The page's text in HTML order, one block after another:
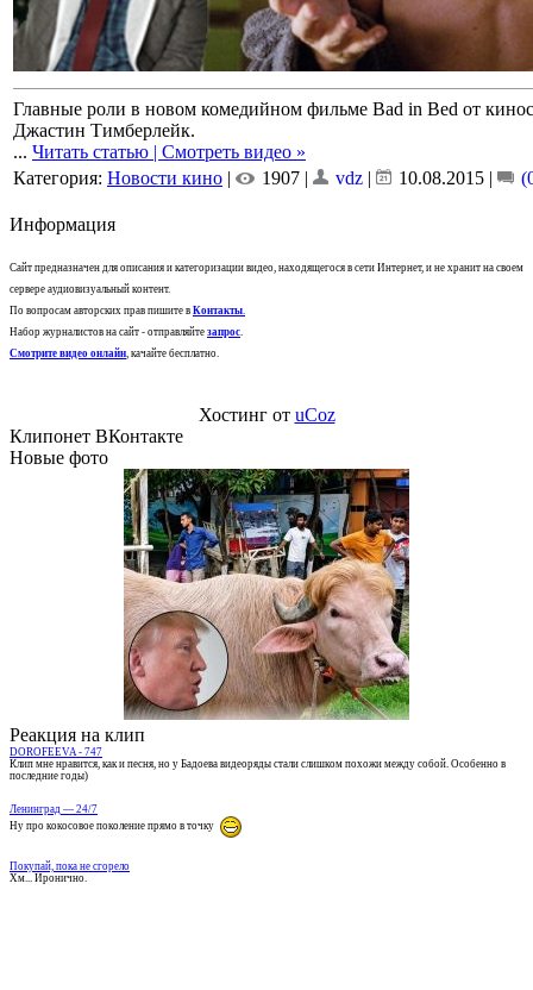
Главные роли в новом комедийном фильме Bad in Bed от
Джастин Тимберлейк.
... Читать статью | Смотреть видео »
Категория: Новости кино | 1907 | vdz | 10.08.2015 |
Информация
Сайт предназначен для описания и категоризации видео, находящегося в сети Интернет, и не хранит на своем
сервере аудиовизуальный контент.
По вопросам авторских прав пишите в Контакты.
Набор журналистов на сайт - отправляйте запрос.
Смотрите видео онлайн, качайте бесплатно.
Хостинг от uCoz
Клипонет ВКонтакте
Новые фото
Реакция на клип
DOROFEEVA - 747
Клип мне нравится, как и песня, но у Бадоева видеоряды стали слишком похожи между собой. Особенно в
последние годы)
Ленинград — 24/7
Ну про кокосовое поколение прямо в точку
Покупай, пока не сгорело
Хм... Иронично.